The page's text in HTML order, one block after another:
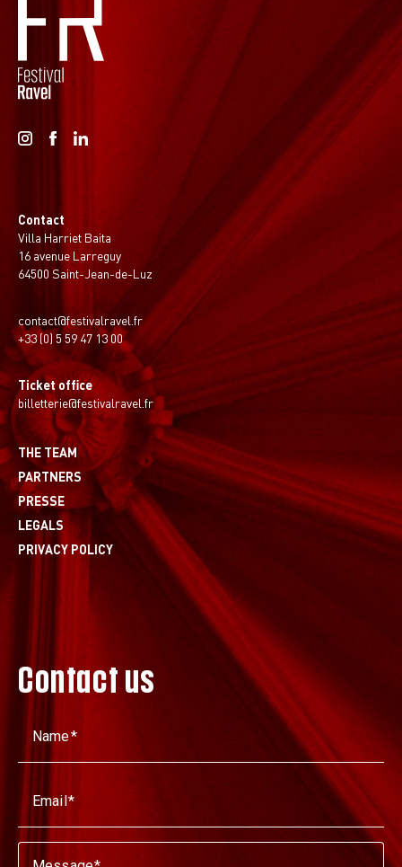
Contact
Villa Harriet Baita
16 avenue Larreguy
64500 Saint-Jean-de-Luz
contact@festivalravel.fr
+33 (0) 5 59 47 13 00
Ticket office
billetterie@festivalravel.fr
THE TEAM
PARTNERS
PRESSE
LEGALS
PRIVACY POLICY
Contact us
Name
Email